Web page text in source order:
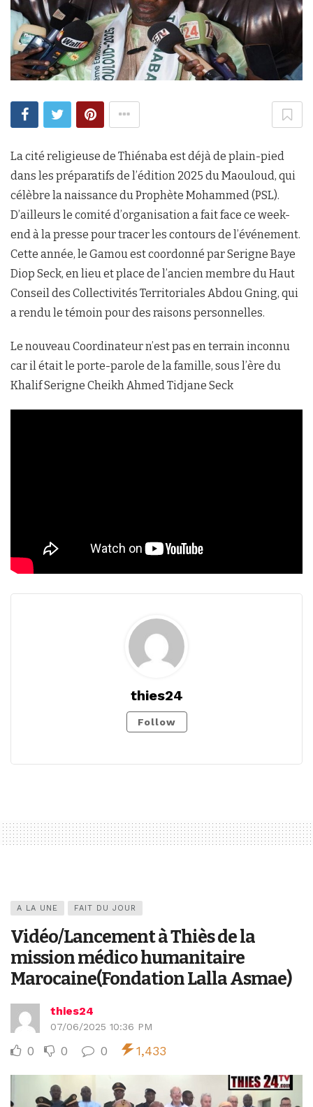
La cité religieuse de Thiénaba est déjà de plain-pied
dans les préparatifs de l’édition 2025 du Maouloud, qui
célèbre la naissance du Prophète Mohammed (PSL).
D’ailleurs le comité d’organisation a fait face ce week-
end à la presse pour tracer les contours de l’événement.
Cette année, le Gamou est coordonné par Serigne Baye
Diop Seck, en lieu et place de l’ancien membre du Haut
Conseil des Collectivités Territoriales Abdou Gning, qui
a rendu le témoin pour des raisons personnelles.
Le nouveau Coordinateur n’est pas en terrain inconnu
car il était le porte-parole de la famille, sous l’ère du
Khalif Serigne Cheikh Ahmed Tidjane Seck
thies24
Follow
A LA UNE FAIT DU JOUR
Vidéo/Lancement à Thiès de la
mission médico humanitaire
Marocaine(Fondation Lalla Asmae)
thies24
07/06/2025 10:36 PM
0 0 0 1,433